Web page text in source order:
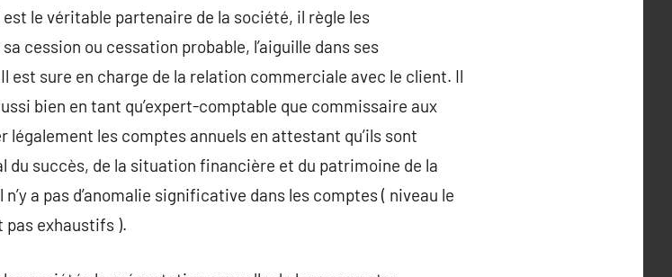
le véritable partenaire de la société, il règle les
cession ou cessation probable, l’aiguille dans ses
sure en charge de la relation commerciale avec le client. Il
bien en tant qu’expert-comptable que commissaire aux
les comptes annuels en attestant qu’ils sont
du succès, de la situation financière et du patrimoine de la
a pas d’anomalie significative dans les comptes ( niveau le
exhaustifs ).